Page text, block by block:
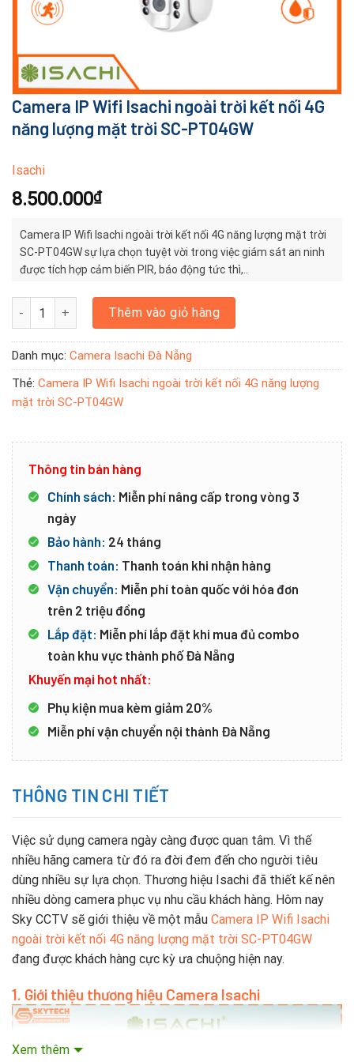
Camera IP Wifi Isachi ngoài trời kết nối 4G
năng lượng mặt trời SC-PT04GW
Isachi
8.500.000₫
Camera IP Wifi Isachi ngoài trời kết nối 4G năng lượng mặt trời
SC-PT04GW sự lựa chọn tuyệt vời trong việc giám sát an ninh
được tích hợp cảm biến PIR, báo động tức thì,..
Camera IP Wifi Isachi ngoài trời kết nối 4G năng lượng mặt trời
Thêm vào giỏ hàng
Danh mục: Camera Isachi Đà Nẵng
Thẻ: Camera IP Wifi Isachi ngoài trời kết nối 4G năng lượng
mặt trời SC-PT04GW
Thông tin bán hàng
Chính sách: Miễn phí nâng cấp trong vòng 3
ngày
Bảo hành: 24 tháng
Thanh toán: Thanh toán khi nhận hàng
Vận chuyển: Miễn phí toàn quốc với hóa đơn
trên 2 triệu đồng
Lắp đặt: Miễn phí lắp đặt khi mua đủ combo
toàn khu vực thành phố Đà Nẵng
Khuyến mại hot nhất:
Phụ kiện mua kèm giảm 20%
Miễn phí vận chuyển nội thành Đà Nẵng
THÔNG TIN CHI TIẾT
Việc sử dụng camera ngày càng được quan tâm. Vì thế
nhiều hãng camera từ đó ra đời đem đến cho người tiêu
dùng nhiều sự lựa chọn. Thương hiệu Isachi đã thiết kế nên
nhiều dòng camera phục vụ nhu cầu khách hàng. Hôm nay
Sky CCTV sẽ giới thiệu về một mẫu Camera IP Wifi Isachi
ngoài trời kết nối 4G năng lượng mặt trời SC-PT04GW
đang được khách hàng cực kỳ ưa chuộng hiện nay.
1. Giới thiệu thương hiệu Camera Isachi
Xem thêm